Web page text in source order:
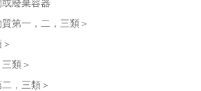
廢棄容器
第一，二，三類＞
類＞
，三類＞